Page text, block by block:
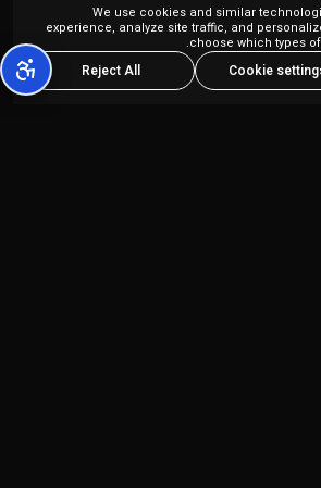
We use cookies and similar
experience, analyze site traffic, and
choose which types
Cookie
Reject All